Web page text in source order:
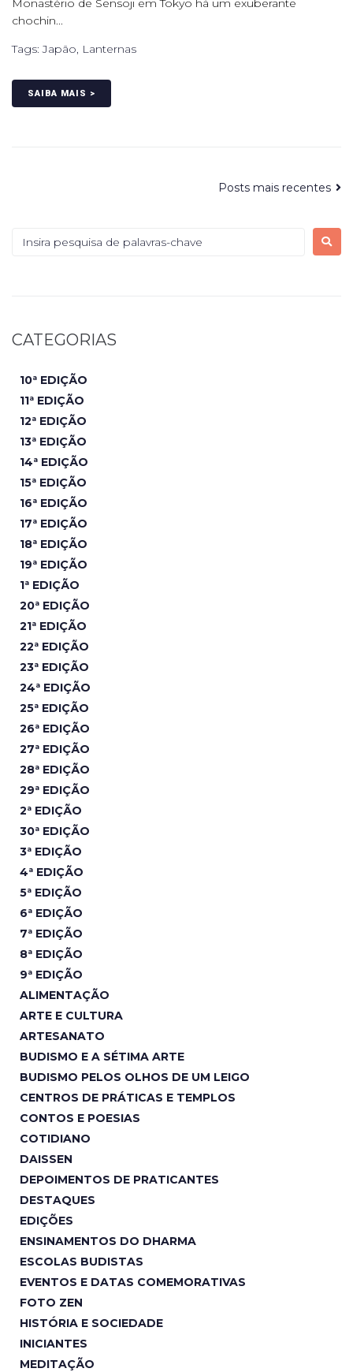
Monastério de Sensoji em Tokyo há um exuberante
chochin...
Tags:Japão, Lanternas
SAIBA MAIS >
Posts mais recentes
CATEGORIAS
10ª EDIÇÃO
11ª EDIÇÃO
12ª EDIÇÃO
13ª EDIÇÃO
14ª EDIÇÃO
15ª EDIÇÃO
16ª EDIÇÃO
17ª EDIÇÃO
18ª EDIÇÃO
19ª EDIÇÃO
1ª EDIÇÃO
20ª EDIÇÃO
21ª EDIÇÃO
22ª EDIÇÃO
23ª EDIÇÃO
24ª EDIÇÃO
25ª EDIÇÃO
26ª EDIÇÃO
27ª EDIÇÃO
28ª EDIÇÃO
29ª EDIÇÃO
2ª EDIÇÃO
30ª EDIÇÃO
3ª EDIÇÃO
4ª EDIÇÃO
5ª EDIÇÃO
6ª EDIÇÃO
7ª EDIÇÃO
8ª EDIÇÃO
9ª EDIÇÃO
ALIMENTAÇÃO
ARTE E CULTURA
ARTESANATO
BUDISMO E A SÉTIMA ARTE
BUDISMO PELOS OLHOS DE UM LEIGO
CENTROS DE PRÁTICAS E TEMPLOS
CONTOS E POESIAS
COTIDIANO
DAISSEN
DEPOIMENTOS DE PRATICANTES
DESTAQUES
EDIÇÕES
ENSINAMENTOS DO DHARMA
ESCOLAS BUDISTAS
EVENTOS E DATAS COMEMORATIVAS
FOTO ZEN
HISTÓRIA E SOCIEDADE
INICIANTES
MEDITAÇÃO